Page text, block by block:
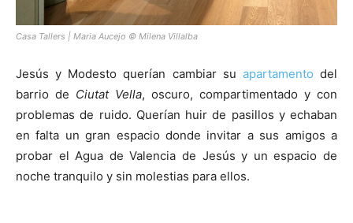
Casa Tallers | Maria Aucejo © Milena Villalba
Jesús y Modesto querían cambiar su apartamento del
barrio de Ciutat Vella, oscuro, compartimentado y con
problemas de ruido. Querían huir de pasillos y echaban
en falta un gran espacio donde invitar a sus amigos a
probar el Agua de Valencia de Jesús y un espacio de
noche tranquilo y sin molestias para ellos.